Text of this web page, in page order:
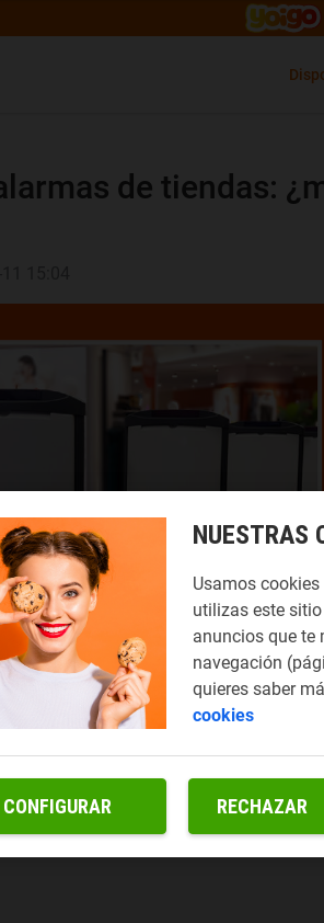
de tiendas:
NUESTRAS
Usamos
utilizas este
anuncios que te
navegación
quieres saber
cookies
CONFIGURAR RECHAZAR